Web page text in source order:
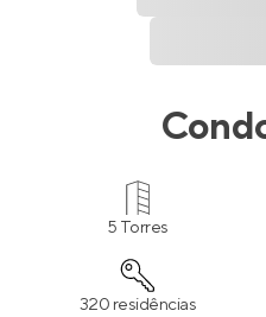
5 Torres
320 residências